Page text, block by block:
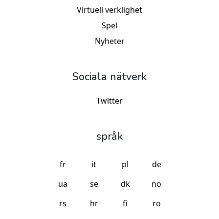
Virtuell verklighet
Spel
Nyheter
Sociala nätverk
Twitter
språk
fr it pl
de
ua
se dk
no
rs
hr fi
ro